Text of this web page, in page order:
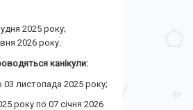
2025 року;
2026 року.
канікули:
листопада 2025 року;
року по 07 січня 2026